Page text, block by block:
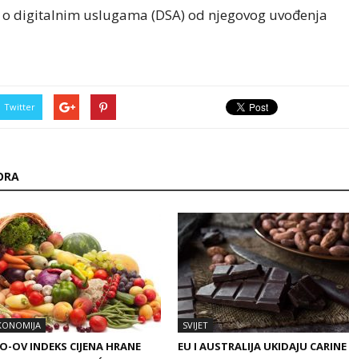
digitalnim uslugama (DSA) od njegovog uvođenja
Twitter
OV INDEKS CIJENA HRANE
SVIJET
EU I AUSTRALIJA UKIDAJU CARINE